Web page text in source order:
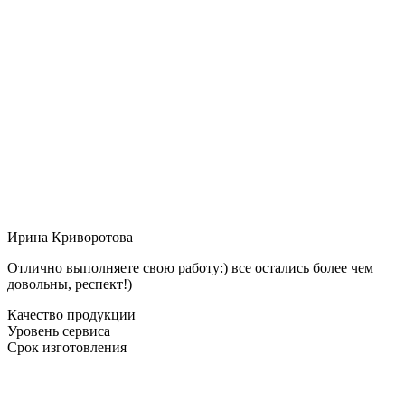
Ирина Криворотова
Отлично выполняете свою работу:) все остались более чем
довольны, респект!)
Качество продукции
Уровень сервиса
Срок изготовления